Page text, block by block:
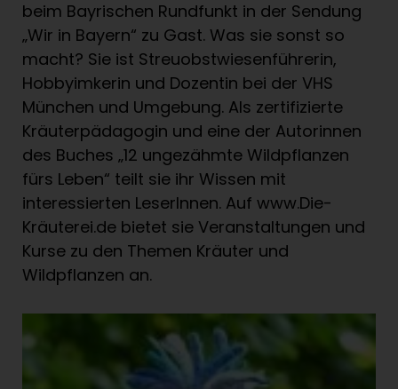
essbares Grün?
- Rausgehen, entspannen und heimische
Kräuterkraftpakete direkt vor der Haustür
finden
- Achtung ansteckend: Die Leidenschaft der
Kräuterfrauen für Natur und Wildpflanzen
greift um sich
beim Bayrischen Rundfunkt in der Sendung
„Wir in Bayern“ zu Gast. Was sie sonst so
macht? Sie ist Streuobstwiesenführerin,
Hobbyimkerin und Dozentin bei der VHS
München und Umgebung. Als zertifizierte
Kräuterpädagogin und eine der Autorinnen
des Buches „12 ungezähmte Wildpflanzen
fürs Leben“ teilt sie ihr Wissen mit
interessierten LeserInnen. Auf www.Die-
Kräuterei.de bietet sie Veranstaltungen und
Kurse zu den Themen Kräuter und
Wildpflanzen an.